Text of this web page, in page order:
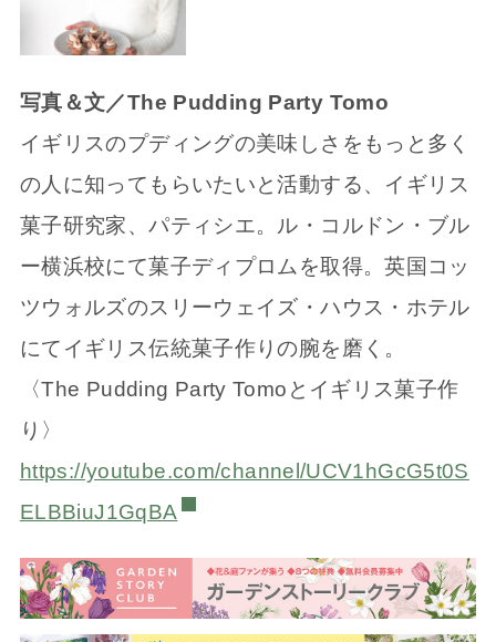
写真＆文／The Pudding Party Tomo
イギリスのプディングの美味しさをもっと多く
の人に知ってもらいたいと活動する、イギリス
菓子研究家、パティシエ。ル・コルドン・ブル
ー横浜校にて菓子ディプロムを取得。英国コッ
ツウォルズのスリーウェイズ・ハウス・ホテル
にてイギリス伝統菓子作りの腕を磨く。
〈The Pudding Party Tomoとイギリス菓子作
り〉
https://youtube.com/channel/UCV1hGcG5t0S
ELBBiuJ1GqBA